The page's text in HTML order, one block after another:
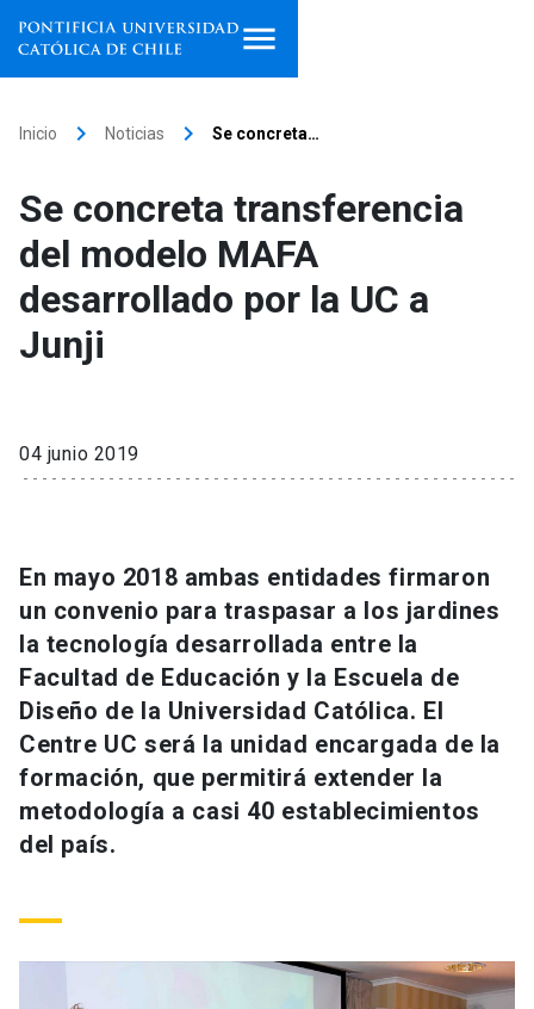
Facultades, escuelas e
institutos
Investigación
Información para keyboard_arrow_down
Futuros estudiantes
Estudiantes
Académicos
Personal
Padres y familia
Go to english site launch
ACCESOS DIRECTOS
Admisión launch
Mi Cuenta UC
Inicio keyboard_arrow_right Noticias keyboard_arrow_right Se concreta…
Se concreta transferencia
del modelo MAFA
desarrollado por la UC a
Junji
04 junio 2019
En mayo 2018 ambas entidades firmaron
un convenio para traspasar a los jardines
la tecnología desarrollada entre la
Facultad de Educación y la Escuela de
Diseño de la Universidad Católica. El
Centre UC será la unidad encargada de la
formación, que permitirá extender la
metodología a casi 40 establecimientos
del país.